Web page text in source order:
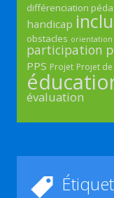
différenciation
handicap
obstacles orientation
participation
PPS Projet Projet de
évaluation